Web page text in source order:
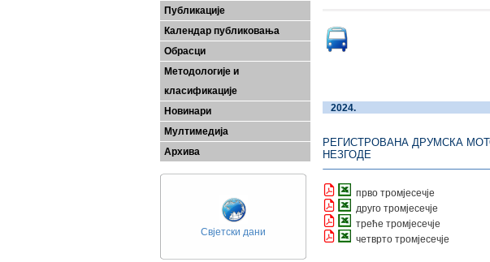
Публикације
Календар публиковања
Обрасци
Методологије и
класификације
Новинари
Мултимедија
Архива
Свјетски дани
РЕГИСТРОВАНА ДРУМСКА
НЕЗГОДЕ
прво тромјесечје
друго тромјесечје
треће тромјесечје
четврто тромјесечје